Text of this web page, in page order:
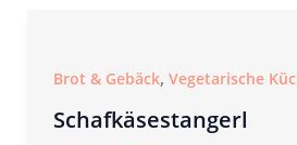
Brot & Gebäck, Vegetarische
Schafkäsestangerl